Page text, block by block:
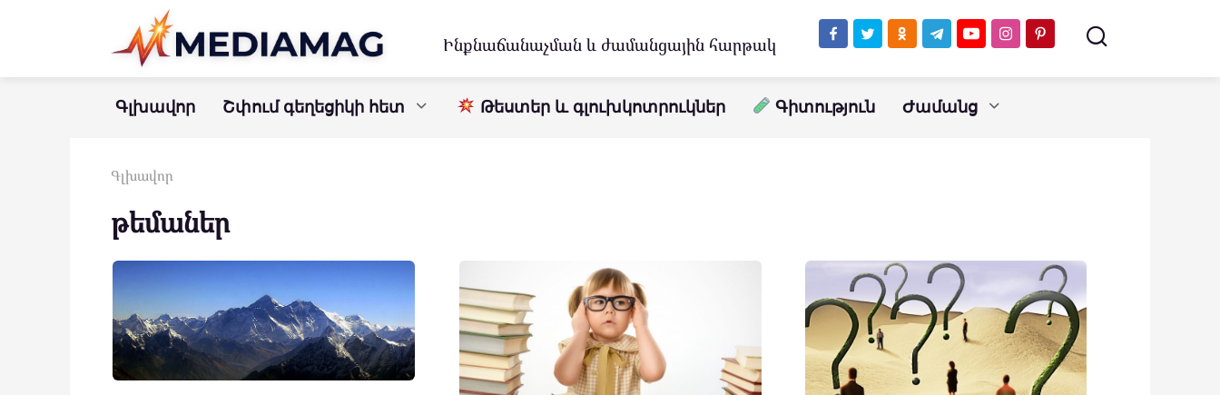
Ինքնաճանաչման և ժամանցային հարթակ
Գլխավոր Շփում գեղեցիկի հետ Թեստեր և գլուխկոտրուկներ Գիտություն Ժամանց
Գլխավոր
թեմաներ